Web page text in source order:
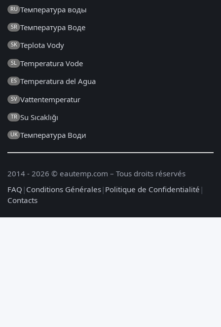
RU Температура воды
SR Температура Воде
SK Teplota Vody
SL Temperatura Vode
ES Temperatura del Agua
SV Vattentemperatur
TR Su Sıcaklığı
UK Температура Води
2014 - 2026 © eautemp.com – Tous droits réservés
FAQ | Conditions Générales| Politique de Confidentialité |
Contacts